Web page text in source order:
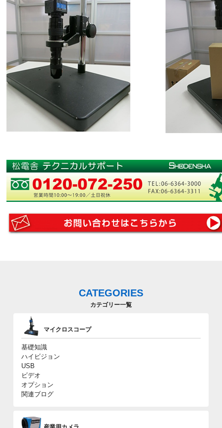
CATEGORIES
カテゴリー一覧
マイクロスコープ
基礎知識
ハイビジョン
USB
ビデオ
オプション
関連ブログ